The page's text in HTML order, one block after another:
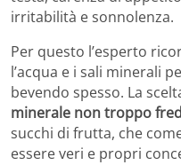
irritabilità e sonnolenza.
Per questo l’esperto
l’acqua e i sali minerali
bevendo spesso. La
minerale non troppo
succhi di frutta, che
essere veri e propri